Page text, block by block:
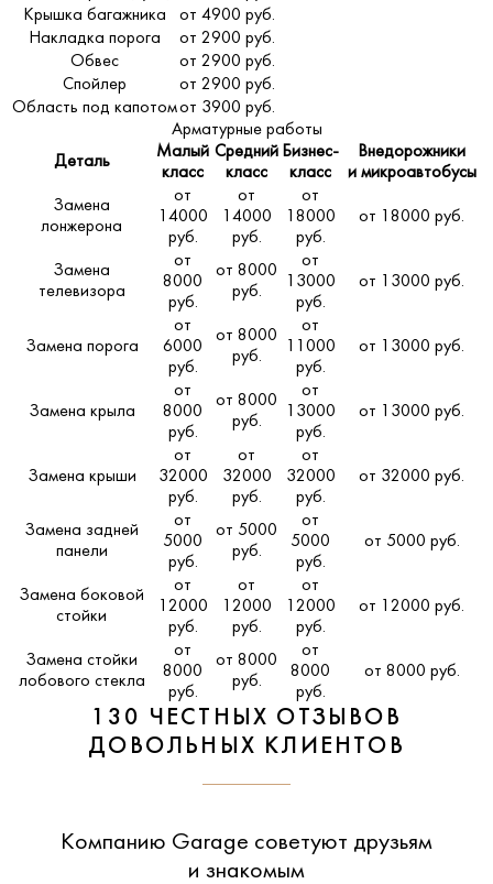
Крышка багажника
от 4900 руб.
Накладка порога
от 2900 руб.
Обвес
от 2900 руб.
Спойлер
от 2900 руб.
Область под капотомот 3900 руб.
Арматурные работы
Деталь
Малый
класс
Средний
класс
Бизнес-
класс
Внедорожники
и микроавтобусы
Замена
лонжерона
от
14000
руб.
от
14000
руб.
от
18000
руб.
от 18000 руб.
Замена
телевизора
от
8000
руб.
от 8000
руб.
от
13000
руб.
от 13000 руб.
Замена порога
от
6000
руб.
от 8000
руб.
от
11000
руб.
от 13000 руб.
Замена крыла
от
8000
руб.
от 8000
руб.
от
13000
руб.
от 13000 руб.
Замена крыши
от
32000
руб.
от
32000
руб.
от
32000
руб.
от 32000 руб.
Замена задней
панели
от
5000
руб.
от 5000
руб.
от
5000
руб.
от 5000 руб.
Замена боковой
стойки
от
12000
руб.
от
12000
руб.
от
12000
руб.
от 12000 руб.
Замена стойки
лобового стекла
от
8000
руб.
от 8000
руб.
от
8000
руб.
от 8000 руб.
130 ЧЕСТНЫХ ОТЗЫВОВ
ДОВОЛЬНЫХ КЛИЕНТОВ
Компанию Garage советуют друзьям
и знакомым